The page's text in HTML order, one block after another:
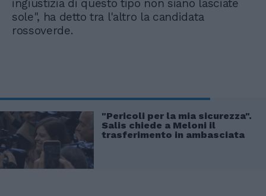
ingiustizia di questo tipo non siano lasciate
sole", ha detto tra l'altro la candidata
rossoverde.
"Pericoli per la mia sicurezza".
Salis chiede a Meloni il
trasferimento in ambasciata